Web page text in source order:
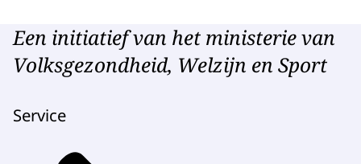
Een initiatief van het ministerie van
Volksgezondheid, Welzijn en Sport
Service